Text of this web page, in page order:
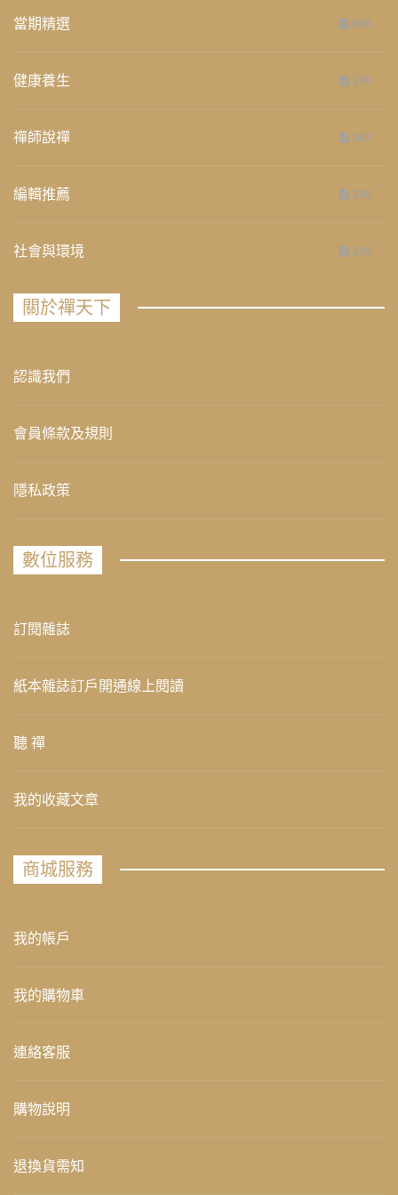
當期精選 658
健康養生 276
禪師說禪 267
編輯推薦 236
社會與環境 235
關於禪天下
認識我們
會員條款及規則
隱私政策
數位服務
訂閱雜誌
紙本雜誌訂戶開通線上閱讀
聽 禪
我的收藏文章
商城服務
我的帳戶
我的購物車
連絡客服
購物說明
退換貨需知